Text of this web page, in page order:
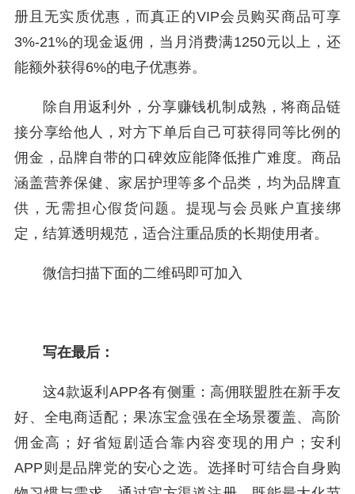
册且无实质优惠，而真正的VIP会员购买商品可享
3%-21%的现金返佣，当月消费满1250元以上，还
能额外获得6%的电子优惠券。
除自用返利外，分享赚钱机制成熟，将商品链
接分享给他人，对方下单后自己可获得同等比例的
佣金，品牌自带的口碑效应能降低推广难度。商品
涵盖营养保健、家居护理等多个品类，均为品牌直
供，无需担心假货问题。提现与会员账户直接绑
定，结算透明规范，适合注重品质的长期使用者。
微信扫描下面的二维码即可加入
写在最后：
这4款返利APP各有侧重：高佣联盟胜在新手友
好、全电商适配；果冻宝盒强在全场景覆盖、高阶
佣金高；好省短剧适合靠内容变现的用户；安利
APP则是品牌党的安心之选。选择时可结合自身购